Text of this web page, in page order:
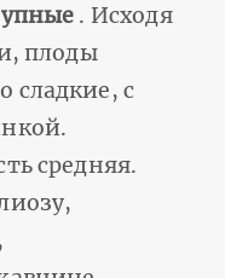
. Исходя
плоды
сладкие, с
средняя.